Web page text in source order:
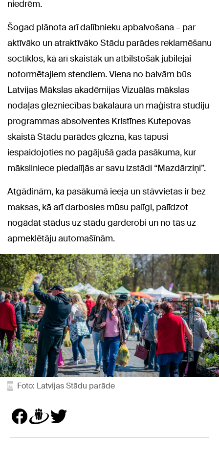
niedrēm.
Šogad plānota arī dalībnieku apbalvošana – par
aktīvāko un atraktīvāko Stādu parādes reklamēšanu
soctīklos, kā arī skaistāk un atbilstošāk jubilejai
noformētajiem stendiem. Viena no balvām būs
Latvijas Mākslas akadēmijas Vizuālās mākslas
nodaļas glezniecības bakalaura un maģistra studiju
programmas absolventes Kristīnes Kutepovas
skaistā Stādu parādes glezna, kas tapusi
iespaidojoties no pagājušā gada pasākuma, kur
māksliniece piedalījās ar savu izstādi “Mazdārziņi”.
Atgādinām, ka pasākumā ieeja un stāvvietas ir bez
maksas, kā arī darbosies mūsu palīgi, palīdzot
nogādāt stādus uz stādu garderobi un no tās uz
apmeklētāju automašīnām.
Foto: Latvijas Stādu parāde